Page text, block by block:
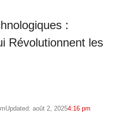
:
Révolutionnent les
Updated: août 2, 20254:16 pm